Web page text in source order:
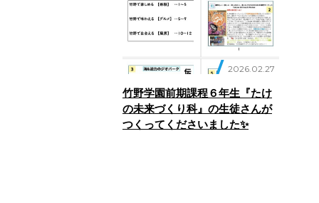
2026.02.27
竹野学園前期課程６年生『たけ
の未来づくり科』の生徒さんが
つくってくださいました✨